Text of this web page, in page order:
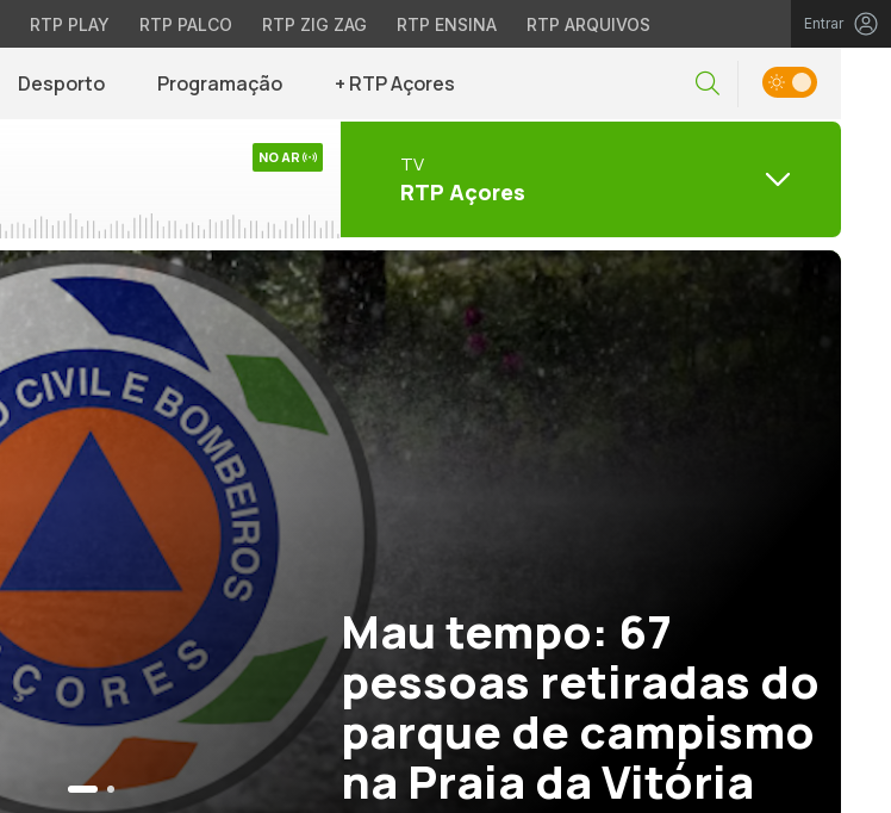
RTP PLAY RTP PALCO RTP ZIG ZAG RTP ENSINA RTP ARQUIVOS Entrar
Desporto Programação + RTP Açores
NO AR TV
RTP Açores
Mau tempo: 67
pessoas retiradas do
parque de campismo
na Praia da Vitória